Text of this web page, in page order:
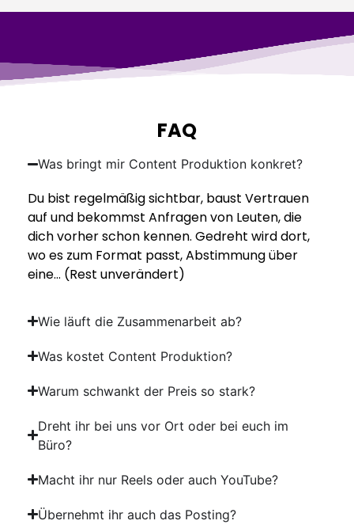
FAQ
Was bringt mir Content Produktion konkret?
Du bist regelmäßig sichtbar, baust Vertrauen
auf und bekommst Anfragen von Leuten, die
dich vorher schon kennen. Gedreht wird dort,
wo es zum Format passt, Abstimmung über
eine… (Rest unverändert)
Wie läuft die Zusammenarbeit ab?
Was kostet Content Produktion?
Warum schwankt der Preis so stark?
Dreht ihr bei uns vor Ort oder bei euch im
Büro?
Macht ihr nur Reels oder auch YouTube?
Übernehmt ihr auch das Posting?